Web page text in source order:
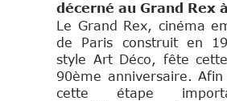
décerné au Grand Rex
Le Grand Rex, cinéma
de Paris construit en
style Art Déco, fête
90ème anniversaire.
cette étape